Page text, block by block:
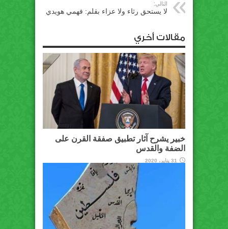
التالي:
لا يستحق رثاء ولا عزاء بقلم: فهمي هويدي
مقالات أخري
خبير يشرح آثار تطبيق صفقة القرن على
الضفة والقدس
31 يناير، 2020